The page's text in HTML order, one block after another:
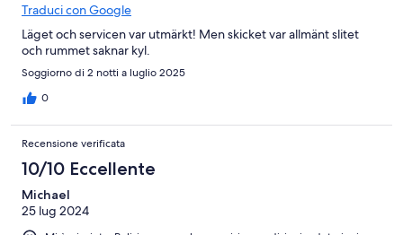
Traduci con Google
Läget och servicen var utmärkt! Men skicket var allmänt slitet
och rummet saknar kyl.
Soggiorno di 2 notti a luglio 2025
0
Recensione verificata
10/10 Eccellente
Michael
25 lug 2024